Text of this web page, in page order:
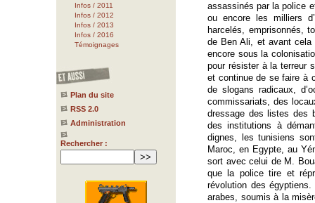
Infos / 2011
Infos / 2012
Infos / 2013
Infos / 2016
Témoignages
Plan du site
RSS 2.0
Administration
Rechercher :
assassinés par la police
ou encore les milliers
harcelés, emprisonnés,
de Ben Ali, et avant cela
encore sous la
pour résister à la terreur
et continue de se faire à
de slogans radicaux,
commissariats, des
dressage des listes des
des institutions à
dignes, les tunisiens
Maroc, en Egypte, au
sort avec celui de M.
que la police tire et
révolution des
arabes, soumis à la